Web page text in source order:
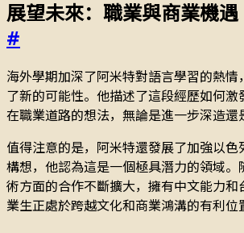
展望未來：職業與商業機遇
#
海外學期加深了阿米特對語言學習的熱情
了新的可能性。他描述了這段經歷如何
在職業道路的想法，無論是進一步深造還
值得注意的是，阿米特還發展了加強以色
構想，他認為這是一個極具潛力的領域。
術方面的合作不斷擴大，擁有中文能力和
業生正處於跨越文化和商業鴻溝的有利位